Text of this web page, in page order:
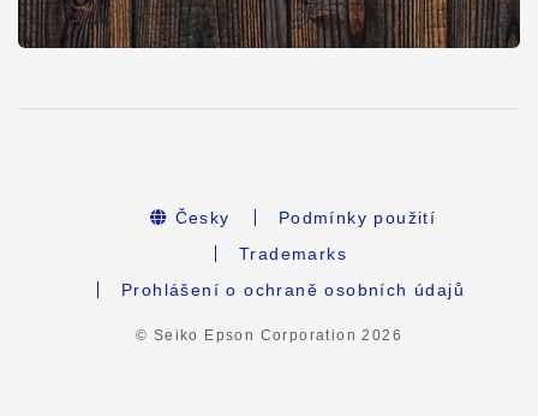
Česky
Podmínky použití
Trademarks
Prohlášení o ochraně osobních údajů
© Seiko Epson Corporation2026